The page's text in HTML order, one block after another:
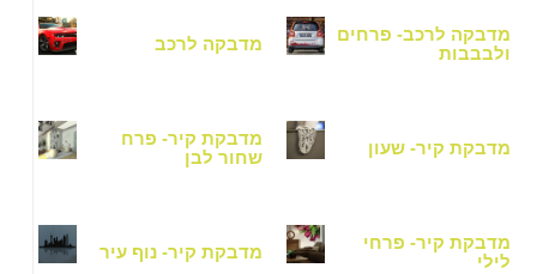
מדבקה לרכב- פרחים
ולבבבות
מדבקה לרכב
מדבקת קיר- שעון
מדבקת קיר- פרח
שחור לבן
מדבקת קיר- פרחי
לילי
מדבקת קיר- נוף עיר